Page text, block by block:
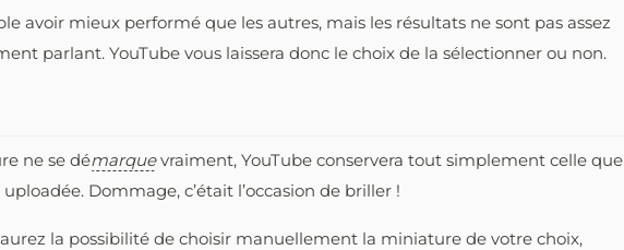
avoir mieux performé que les autres, mais les résultats ne sont pas assez
parlant. YouTube vous laissera donc le choix de la sélectionner ou non.
ne se démarquevraiment, YouTube conservera tout simplement celle que
Dommage, c’était l’occasion de briller !
aurez la possibilité de choisir manuellement la miniature de votre choix,